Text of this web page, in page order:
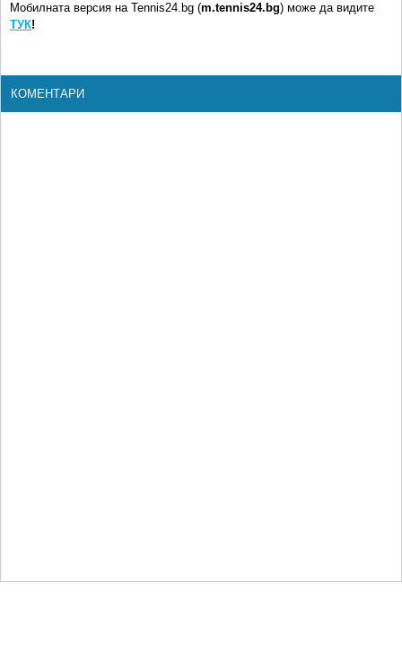
Мобилната версия на Tennis24.bg (m.tennis24.bg) може да видите
ТУК!
КОМЕНТАРИ